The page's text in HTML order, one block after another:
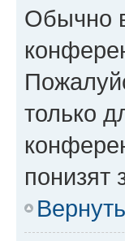
Обычно
только
понизят